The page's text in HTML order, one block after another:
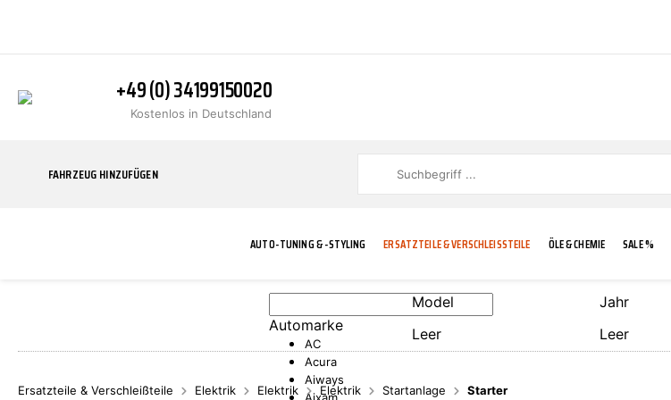
+49 (0) 34199150020
Kostenlos in Deutschland
FAHRZEUG HINZUFÜGEN
AUTO-TUNING & -STYLING ERSATZTEILE & VERSCHLEISSTEILE ÖLE & CHEMIE SALE %
KÜHLERGRILL
CARCARE
BREMSFLÜSSIGKEIT FROSTSCHUTZ
ADDINOL
Automarke
AC
Acura
Aiways
Model
Leer
Jahr
Leer
Ersatzteile & Verschleißteile Elektrik Elektrik Elektrik Startanlage Starter